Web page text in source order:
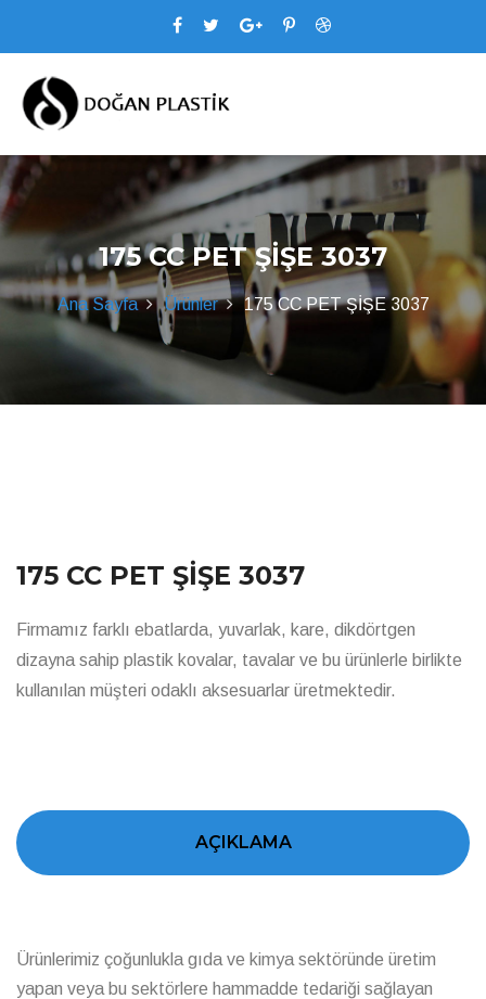
175 CC PET ŞİŞE 3037
Ana Sayfa Ürünler 175 CC PET ŞİŞE 3037
175 CC PET ŞİŞE 3037
Firmamız farklı ebatlarda, yuvarlak, kare, dikdörtgen
dizayna sahip plastik kovalar, tavalar ve bu ürünlerle birlikte
kullanılan müşteri odaklı aksesuarlar üretmektedir.
AÇIKLAMA
Ürünlerimiz çoğunlukla gıda ve kimya sektöründe üretim
yapan veya bu sektörlere hammadde tedariği sağlayan